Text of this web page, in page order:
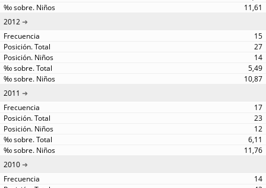
11,61
2012
15
27
14
5,49
10,87
2011
17
23
12
6,11
11,76
2010
14